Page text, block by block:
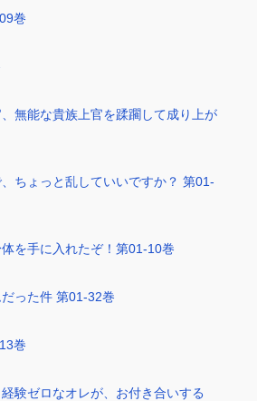
巻
無能な貴族上官を蹂躙して成り上が
ちょっと乱していいですか？ 第01-
を手に入れたぞ！第01-10巻
った件 第01-32巻
巻
験ゼロなオレが、お付き合いする